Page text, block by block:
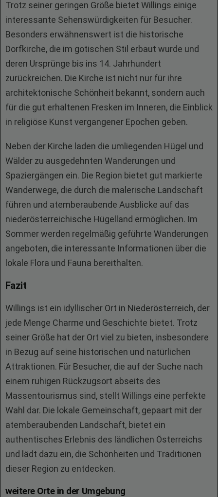
Trotz seiner geringen Größe bietet Willings einige
interessante Sehenswürdigkeiten für Besucher.
Besonders erwähnenswert ist die historische
Dorfkirche, die im gotischen Stil erbaut wurde und
deren Ursprünge bis ins 14. Jahrhundert
zurückreichen. Die Kirche ist nicht nur für ihre
architektonische Schönheit bekannt, sondern auch
für die gut erhaltenen Fresken im Inneren, die Einblick
in religiöse Kunst vergangener Epochen geben.
Neben der Kirche laden die umliegenden Hügel und
Wälder zu ausgedehnten Wanderungen und
Spaziergängen ein. Die Region bietet gut markierte
Wanderwege, die durch die malerische Landschaft
führen und atemberaubende Ausblicke auf das
niederösterreichische Hügelland ermöglichen. Im
Sommer werden regelmäßig geführte Wanderungen
angeboten, die interessante Informationen über die
lokale Flora und Fauna bereithalten.
Fazit
Willings ist ein idyllischer Ort in Niederösterreich, der
jede Menge Charme und Geschichte bietet. Trotz
seiner Größe hat der Ort viel zu bieten, insbesondere
in Bezug auf seine historischen und natürlichen
Attraktionen. Für Besucher, die auf der Suche nach
einem ruhigen Rückzugsort abseits des
Massentourismus sind, stellt Willings eine perfekte
Wahl dar. Die lokale Gemeinschaft, gepaart mit der
atemberaubenden Landschaft, bietet ein
authentisches Erlebnis des ländlichen Österreichs
und lädt dazu ein, die Schönheiten und Traditionen
dieser Region zu entdecken.
weitere Orte in der Umgebung